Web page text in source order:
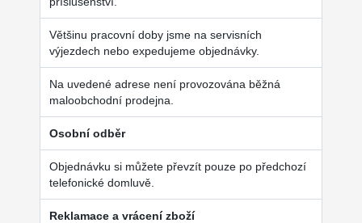
Většinu pracovní doby jsme na servisních
výjezdech nebo expedujeme objednávky.
Na uvedené adrese není provozována běžná
maloobchodní prodejna.
Osobní odběr
Objednávku si můžete převzít pouze po předchozí
telefonické domluvě.
Reklamace a vrácení zboží